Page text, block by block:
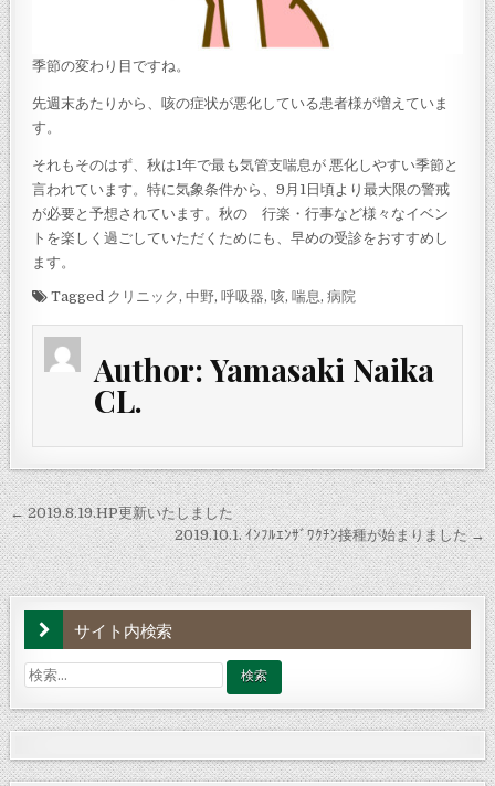
季節の変わり目ですね。
先週末あたりから、咳の症状が悪化している患者様が増えていま
す。
それもそのはず、秋は1年で最も気管支喘息が 悪化しやすい季節と
言われています。特に気象条件から、9月1日頃より最大限の警戒
が必要と予想されています。秋の 行楽・行事など様々なイベン
トを楽しく過ごしていただくためにも、早めの受診をおすすめし
ます。
Tagged クリニック ,中野,呼吸器,咳,喘息 ,病院
Author:Yamasaki Naika
CL.
投
稿
ナ
ビ
ゲ
ー
シ
ョ
ン
← 2019.8.19.HP更新いたしました
2019.10.1. ｲﾝﾌﾙｴﾝｻﾞﾜｸﾁﾝ接種が始まりました →
サイト内検索
検
索: